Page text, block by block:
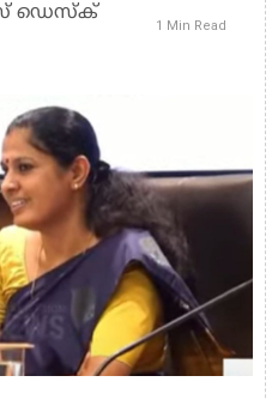
ഡെസ്‌ക്
1 Min Read